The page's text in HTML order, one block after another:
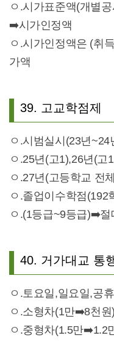
ㅇ.시가표준액(개별
➡️시가인정액
ㅇ.시가인정액은 (취
가액
39. 고교학점제
ㅇ.시범실시(23년~24
ㅇ.25년(고1),26년(고
ㅇ.27년(고등학교 전
ㅇ.졸업이수학점(192
ㅇ.(1등급~9등급)➡️절
40. 거가대교 통
ㅇ.토요일,일요일,공
ㅇ.소형차(1만➡️8천원)
ㅇ.중형차(1.5만➡️1.2